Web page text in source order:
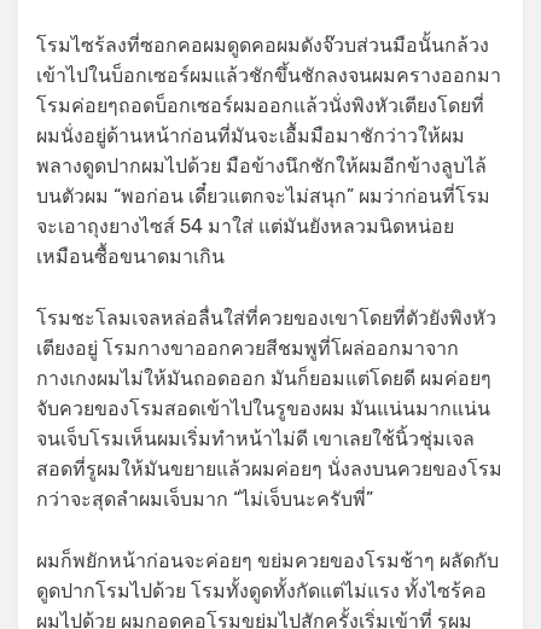
โรมไซร้ลงที่ซอกคอผมดูดคอผมดังจ๊วบส่วนมือนั้นกล้วง
เข้าไปในบ็อกเซอร์ผมแล้วชักขึ้นชักลงจนผมครางออกมา
โรมค่อยๆถอดบ็อกเซอร์ผมออกแล้วนั่งพิงหัวเตียงโดยที่
ผมนั่งอยู่ด้านหน้าก่อนที่มันจะเอื้มมือมาชักว่าวให้ผม
พลางดูดปากผมไปด้วย มือข้างนึกชักให้ผมอีกข้างลูบไล้
บนตัวผม “พอก่อน เดี๋ยวแตกจะไม่สนุก” ผมว่าก่อนที่โรม
จะเอาถุงยางไซส์ 54 มาใส่ แต่มันยังหลวมนิดหน่อย
เหมือนซื้อขนาดมาเกิน
โรมชะโลมเจลหล่อลื่นใส่ที่ควยของเขาโดยที่ตัวยังพิงหัว
เตียงอยู่ โรมกางขาออกควยสีชมพูที่โผล่ออกมาจาก
กางเกงผมไม่ให้มันถอดออก มันก็ยอมแต่โดยดี ผมค่อยๆ
จับควยของโรมสอดเข้าไปในรูของผม มันแน่นมากแน่น
จนเจ็บโรมเห็นผมเริ่มทำหน้าไม่ดี เขาเลยใช้นิ้วชุ่มเจล
สอดที่รูผมให้มันขยายแล้วผมค่อยๆ นั่งลงบนควยของโรม
กว่าจะสุดลำผมเจ็บมาก “ไม่เจ็บนะครับพี่”
ผมก็พยักหน้าก่อนจะค่อยๆ ขย่มควยของโรมช้าๆ ผลัดกับ
ดูดปากโรมไปด้วย โรมทั้งดูดทั้งกัดแต่ไม่แรง ทั้งไซร้คอ
ผมไปด้วย ผมกอดคอโรมขย่มไปสักครั้งเริ่มเข้าที่ รูผม